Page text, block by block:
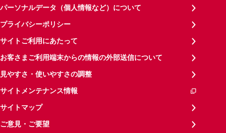
パーソナルデータ（個人情報など）について
プライバシーポリシー
サイトご利用にあたって
お客さまご利用端末からの情報の外部送信について
見やすさ・使いやすさの調整
サイトメンテナンス情報
サイトマップ
ご意見・ご要望